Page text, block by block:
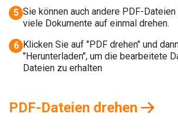
5 Sie können auch andere PDF-
viele Dokumente auf einmal drehen.
6 Klicken Sie auf "PDF drehen" und
"Herunterladen", um die bearbeitete
Dateien zu erhalten
PDF-Dateien drehen